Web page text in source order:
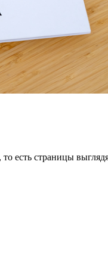
есть страницы